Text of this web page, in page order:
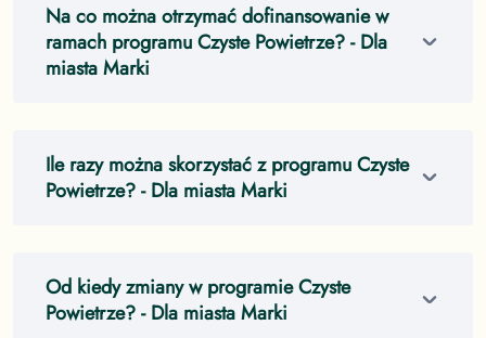
Na co można otrzymać dofinansowanie w
ramach programu Czyste Powietrze?- Dla
miasta Marki
Ile razy można skorzystać z programu Czyste
Powietrze?- Dla miasta Marki
Od kiedy zmiany w programie Czyste
Powietrze?- Dla miasta Marki